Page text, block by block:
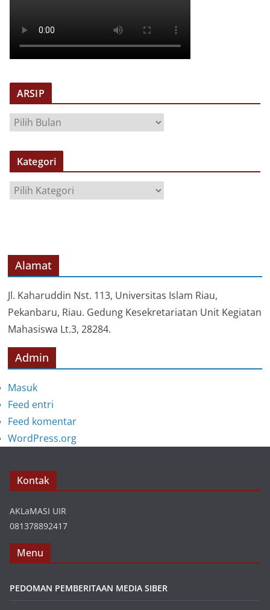
ARSIP
S
P
Kategori
r
i
Alamat
Jl. Kaharuddin Nst. 113, Universitas Islam Riau,
Pekanbaru, Riau. Gedung Kesekretariatan Unit Kegiatan
Mahasiswa Lt.3, 28284.
Admin
Masuk
Feed entri
Feed komentar
WordPress.org
Kontak
AKLaMASI UIR
081378892417
Menu
PEDOMAN PEMBERITAAN MEDIA SIBER